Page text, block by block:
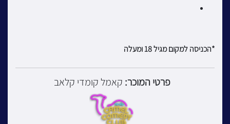
*הכניסה למקום מגיל 18 ומעלה
פרטי המוכר: קאמל קומדי קלאב